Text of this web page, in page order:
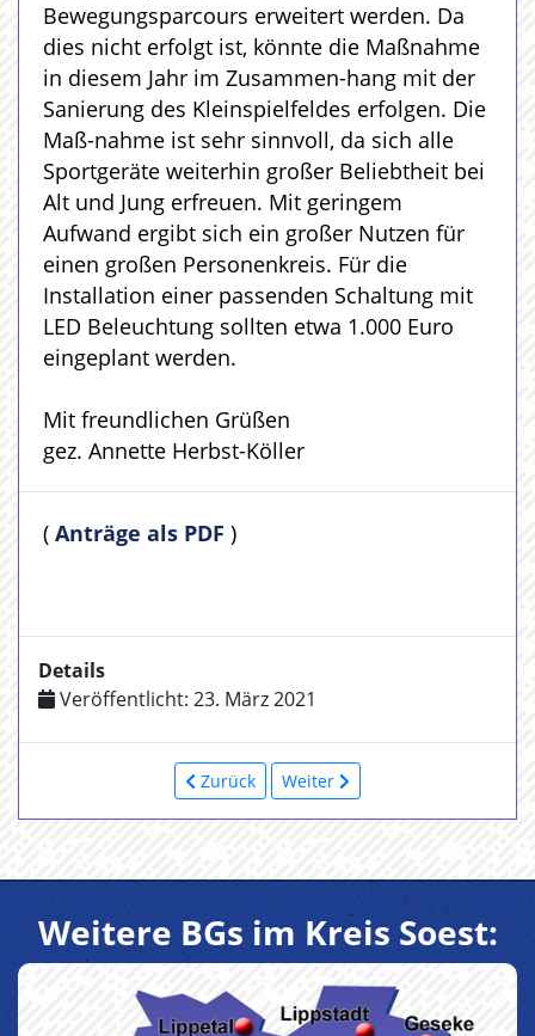
Bewegungsparcours erweitert werden. Da
dies nicht erfolgt ist, könnte die Maßnahme
in diesem Jahr im Zusammen-hang mit der
Sanierung des Kleinspielfeldes erfolgen. Die
Maß-nahme ist sehr sinnvoll, da sich alle
Sportgeräte weiterhin großer Beliebtheit bei
Alt und Jung erfreuen. Mit geringem
Aufwand ergibt sich ein großer Nutzen für
einen großen Personenkreis. Für die
Installation einer passenden Schaltung mit
LED Beleuchtung sollten etwa 1.000 Euro
eingeplant werden.
Mit freundlichen Grüßen
gez. Annette Herbst-Köller
( Anträge als PDF )
Details
Veröffentlicht: 23. März 2021
Zurück Weiter
Weitere BGs im Kreis Soest: